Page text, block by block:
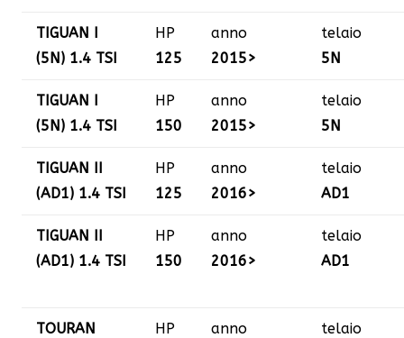
TIGUAN I
(5N) 1.4 TSI
HP
125
anno
2015>
telaio
5N
TIGUAN I
(5N) 1.4 TSI
HP
150
anno
2015>
telaio
5N
TIGUAN II
(AD1) 1.4 TSI
HP
125
anno
2016>
telaio
AD1
TIGUAN II
(AD1) 1.4 TSI
HP
150
anno
2016>
telaio
AD1
TOURAN
HP
anno
telaio